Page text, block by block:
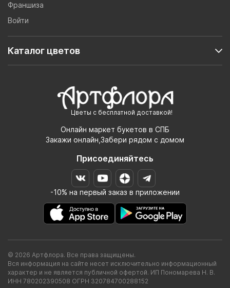
Цветы с бесплатной доставкой!
Онлайн маркет букетов в СПБ
Закажи онлайн,Забери рядом с домом
Присоединяйтесь
-10% на первый заказ в приложении
Франшиза
Войти
Каталог цветов
© 2026 Артфлора. Все права защищены.
Вся информация на сайте несет исключительно информационный
характер и не является публичной офертой. ИП Пономарева Н. В.
ИНН 780202390508 ОГРН 320784700288152